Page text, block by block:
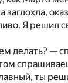
Я решил
делать? —
ты